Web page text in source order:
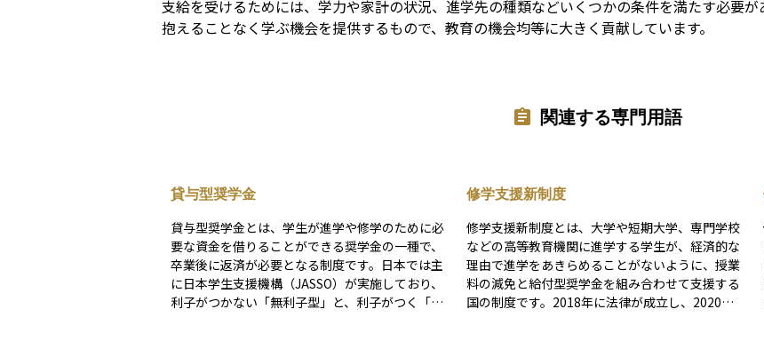
支給を受けるためには、学力や家計の状況、進学先の種類などいくつかの条件を満たす必要
抱えることなく学ぶ機会を提供するもので、教育の機会均等に大きく貢献しています。
関連する専門用語
貸与型奨学金
貸与型奨学金とは、学生が進学や修学のために必
要な資金を借りることができる奨学金の一種で、
卒業後に返済が必要となる制度です。日本では主
に日本学生支援機構（JASSO）が実施しており、
利子がつかない「無利子型」と、利子がつく「有
修学支援新制度
修学支援新制度とは、大学や短期大学、専門学校
などの高等教育機関に進学する学生が、経済的な
理由で進学をあきらめることがないように、授業
料の減免と給付型奨学金を組み合わせて支援する
国の制度です。2018年に法律が成立し、2020年